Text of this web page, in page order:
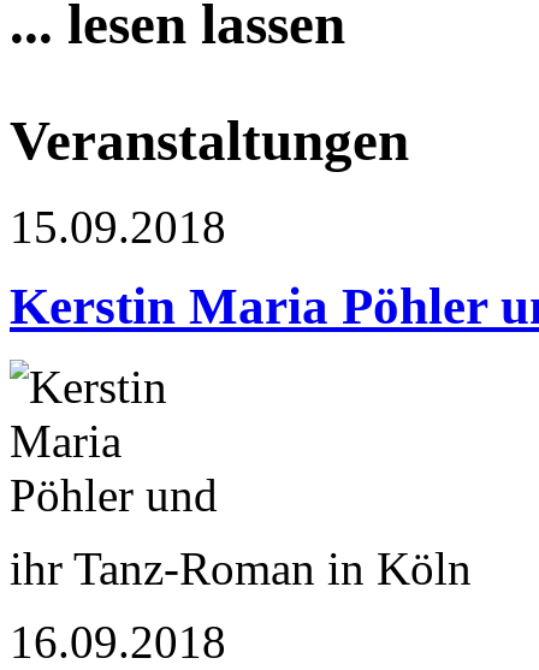
... lesen lassen
Veranstaltungen
15.09.2018
Kerstin Maria Pöhler
ihr Tanz-Roman in Köln
16.09.2018